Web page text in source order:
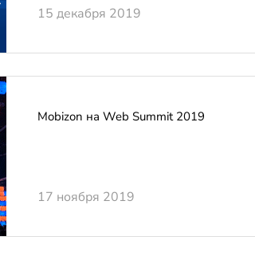
15 декабря 2019
Mobizon на Web Summit 2019
17 ноября 2019